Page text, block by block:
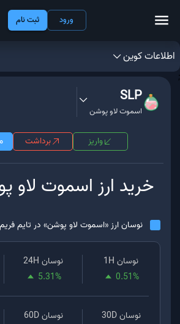
ورود ثبت نام
اطلاعات کوین
;
SLP
اسموت لاو پوشن
واریز برداشت
خرید ارز اسموت لاو
نوسان ارز «اسموت لاو پوشن» در تایم
نوسان 1H
0.51%
نوسان 24H
5.31%
نوسان 30D
نوسان 60D